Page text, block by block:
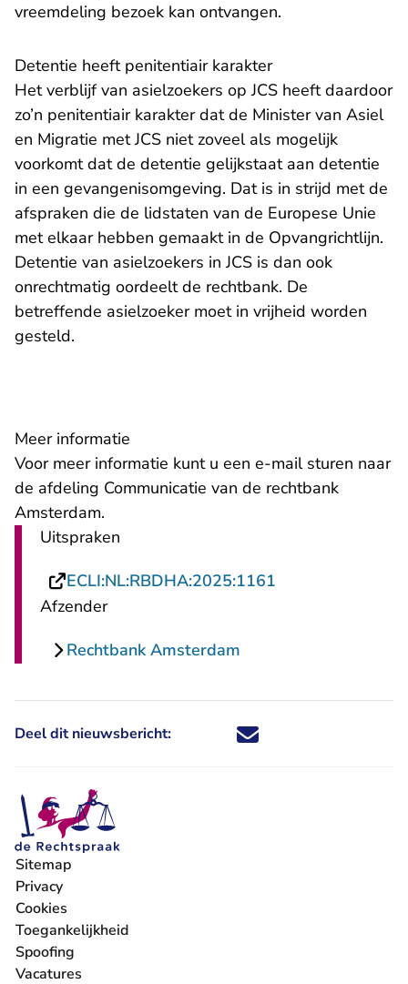
vreemdeling bezoek kan ontvangen.
Detentie heeft penitentiair karakter
Het verblijf van asielzoekers op JCS heeft daardoor
zo’n penitentiair karakter dat de Minister van Asiel
en Migratie met JCS niet zoveel als mogelijk
voorkomt dat de detentie gelijkstaat aan detentie
in een gevangenisomgeving. Dat is in strijd met de
afspraken die de lidstaten van de Europese Unie
met elkaar hebben gemaakt in de Opvangrichtlijn.
Detentie van asielzoekers in JCS is dan ook
onrechtmatig oordeelt de rechtbank. De
betreffende asielzoeker moet in vrijheid worden
gesteld.
Meer informatie
Voor meer informatie kunt u een e-mail- U verlaat
sturen naar
de afdeling Communicatie van de rechtbank
Amsterdam.
Uitspraken
ECLI:NL:RBDHA:2025:1161
Afzender
Rechtbank Amsterdam
Deel dit nieuwsbericht: Deel dit nieuwsbericht via X -
Deel dit nieuwsbericht via
Deel dit nieuwsbericht
Deel dit
Sitemap
Privacy
Cookies
Toegankelijkheid
Spoofing
Vacatures